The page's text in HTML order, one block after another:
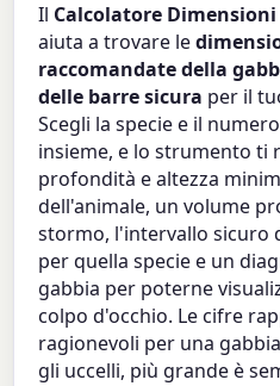
Il Calcolatore
aiuta a trovare le
raccomandate della
delle barre sicura per il
Scegli la specie e il
insieme, e lo strumento ti
profondità e altezza
dell'animale, un volume
stormo, l'intervallo sicuro
per quella specie e un
gabbia per poterne
colpo d'occhio. Le cifre
ragionevoli per una
gli uccelli, più grande è